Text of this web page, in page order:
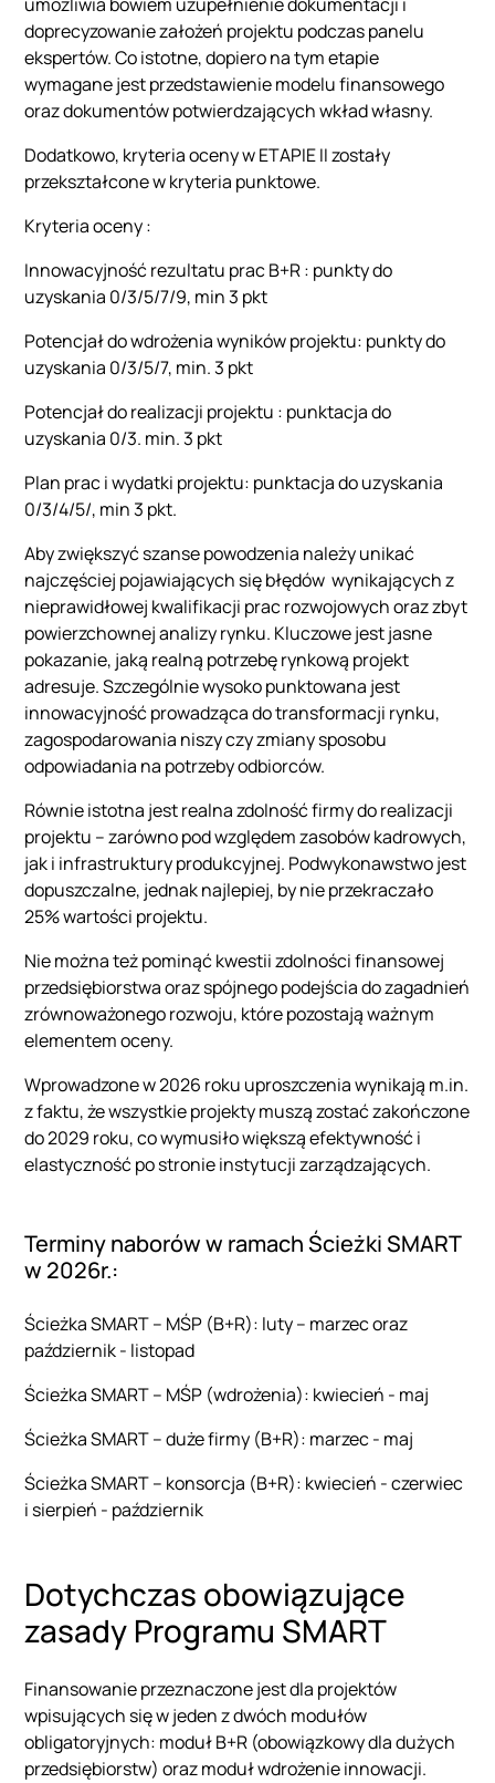
umożliwia bowiem uzupełnienie dokumentacji i
doprecyzowanie założeń projektu podczas panelu
ekspertów. Co istotne, dopiero na tym etapie
wymagane jest przedstawienie modelu finansowego
oraz dokumentów potwierdzających wkład własny.
Dodatkowo, kryteria oceny w ETAPIE II zostały
przekształcone w kryteria punktowe.
Kryteria oceny :
Innowacyjność rezultatu prac B+R : punkty do
uzyskania 0/3/5/7/9, min 3 pkt
Potencjał do wdrożenia wyników projektu: punkty do
uzyskania 0/3/5/7, min. 3 pkt
Potencjał do realizacji projektu : punktacja do
uzyskania 0/3. min. 3 pkt
Plan prac i wydatki projektu: punktacja do uzyskania
0/3/4/5/, min 3 pkt.
Aby zwiększyć szanse powodzenia należy unikać
najczęściej pojawiających się błędów wynikających z
nieprawidłowej kwalifikacji prac rozwojowych oraz zbyt
powierzchownej analizy rynku. Kluczowe jest jasne
pokazanie, jaką realną potrzebę rynkową projekt
adresuje. Szczególnie wysoko punktowana jest
innowacyjność prowadząca do transformacji rynku,
zagospodarowania niszy czy zmiany sposobu
odpowiadania na potrzeby odbiorców.
Równie istotna jest realna zdolność firmy do realizacji
projektu – zarówno pod względem zasobów kadrowych,
jak i infrastruktury produkcyjnej. Podwykonawstwo jest
dopuszczalne, jednak najlepiej, by nie przekraczało
25% wartości projektu.
Nie można też pominąć kwestii zdolności finansowej
przedsiębiorstwa oraz spójnego podejścia do zagadnień
zrównoważonego rozwoju, które pozostają ważnym
elementem oceny.
Wprowadzone w 2026 roku uproszczenia wynikają m.in.
z faktu, że wszystkie projekty muszą zostać zakończone
do 2029 roku, co wymusiło większą efektywność i
elastyczność po stronie instytucji zarządzających.
Terminy naborów w ramach Ścieżki SMART
w 2026r.:
Ścieżka SMART – MŚP (B+R): luty – marzec oraz
październik - listopad
Ścieżka SMART – MŚP (wdrożenia): kwiecień - maj
Ścieżka SMART – duże firmy (B+R): marzec - maj
Ścieżka SMART – konsorcja (B+R): kwiecień - czerwiec
i sierpień - październik
Dotychczas obowiązujące
zasady Programu SMART
Finansowanie przeznaczone jest dla projektów
wpisujących się w jeden z dwóch modułów
obligatoryjnych: moduł B+R (obowiązkowy dla dużych
przedsiębiorstw) oraz moduł wdrożenie innowacji.